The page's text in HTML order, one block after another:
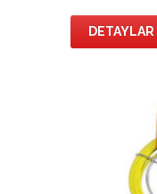
DETAYLAR